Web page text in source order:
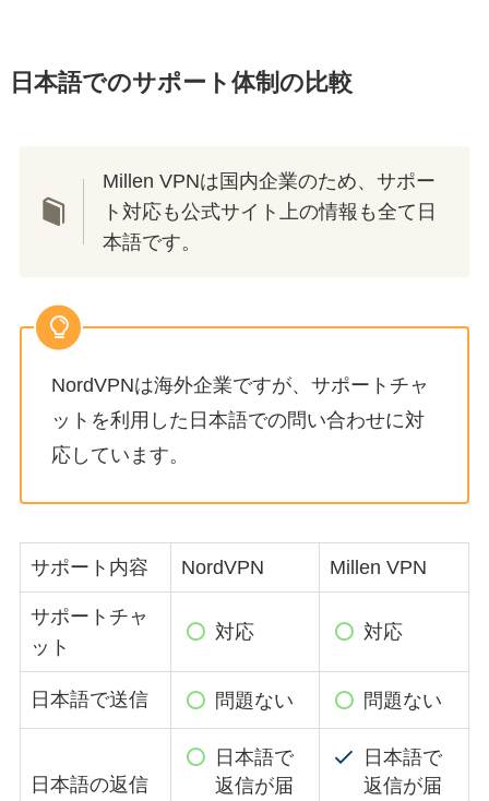
日本語でのサポート体制の比較
Millen VPNは国内企業のため、サポー
ト対応も公式サイト上の情報も全て日
本語です。
NordVPNは海外企業ですが、サポートチャ
ットを利用した日本語での問い合わせに対
応しています。
サポート内容 NordVPN Millen VPN
サポートチャ
ット
対応 対応
日本語で送信 問題ない 問題ない
日本語の返信
日本語で
返信が届
日本語で
返信が届